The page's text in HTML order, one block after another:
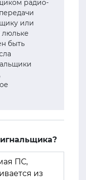
радио-
или
люльке
быть
ПС,
из